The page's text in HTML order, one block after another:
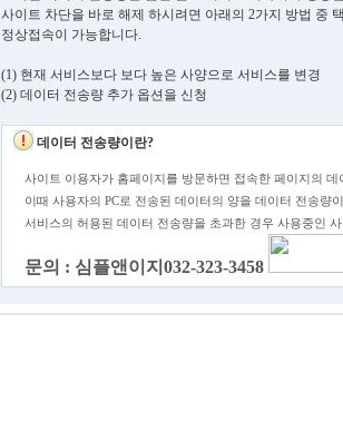
사이트 차단을 바로 해제 하시려면 아래의 2가지 방법 중
정상접속이 가능합니다.
(1) 현재 서비스보다 보다 높은 사양으로 서비스를 변경
(2) 데이터 전송량 추가 옵션을 신청
데이터 전송량이란?
사이트 이용자가 홈페이지를 방문하면 접속한 페이지의 데
이때 사용자의 PC로 전송된 데이터의 양을 데이터 전송량
서비스의 허용된 데이터 전송량을 초과한 경우 사용중인
문의 : 심플앤이지032-323-3458